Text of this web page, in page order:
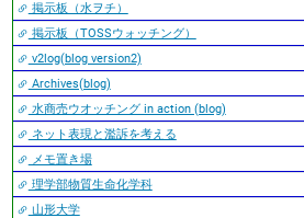
掲示板（水ヲチ）
掲示板（TOSSウォッチング）
v2log(blog version2)
Archives(blog)
水商売ウオッチング in action (blog)
ネット表現と濫訴を考える
メモ置き場
理学部物質生命化学科
山形大学